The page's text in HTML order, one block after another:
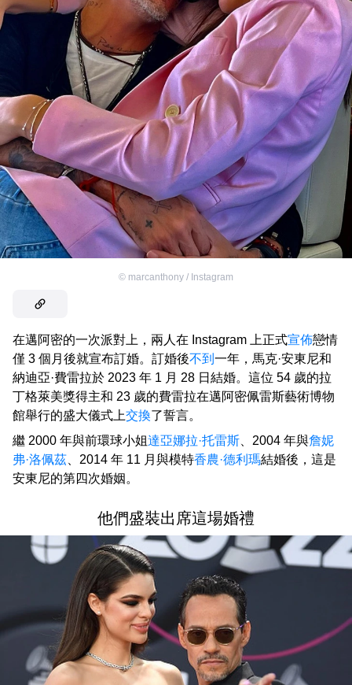
© marcanthony / Instagram
在邁阿密的一次派對上，兩人在 Instagram 上正式宣佈戀情
僅 3 個月後就宣布訂婚。訂婚後不到 一年，馬克·安東尼和
納迪亞·費雷拉於 2023 年 1 月 28 日結婚。這位 54 歲的拉
丁格萊美獎得主和 23 歲的費雷拉在邁阿密佩雷斯藝術博物
館舉行的盛大儀式上交換了誓言。
繼 2000 年與前環球小姐達亞娜拉·托雷斯 、2004 年與詹妮
弗·洛佩茲 、2014 年 11 月與模特香農·德利瑪結婚後，這是
安東尼的第四次婚姻。
他們盛裝出席這場婚禮